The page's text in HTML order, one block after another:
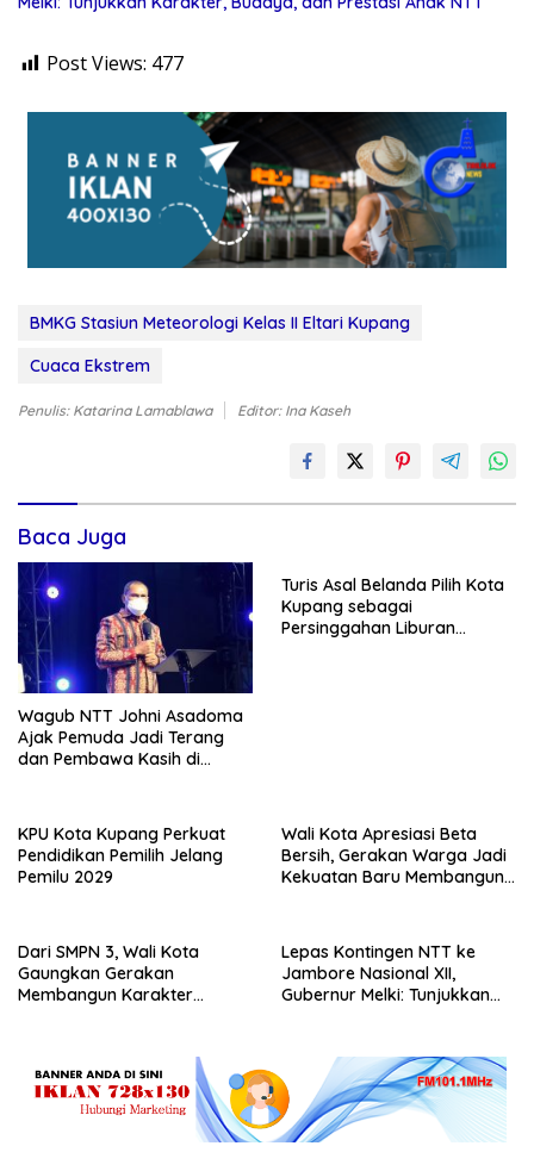
Post Views: 477
BMKG Stasiun Meteorologi Kelas II Eltari Kupang
Cuaca Ekstrem
Penulis: Katarina Lamablawa Editor: Ina Kaseh
Baca Juga
Wagub NTT Johni Asadoma
Ajak Pemuda Jadi Terang
dan Pembawa Kasih di
Turis Asal Belanda Pilih Kota
Kupang sebagai
Persinggahan Liburan
KPU Kota Kupang Perkuat
Pendidikan Pemilih Jelang
Pemilu 2029
Wali Kota Apresiasi Beta
Bersih, Gerakan Warga Jadi
Kekuatan Baru Membangun
Dari SMPN 3, Wali Kota
Gaungkan Gerakan
Membangun Karakter
Lepas Kontingen NTT ke
Jambore Nasional XII,
Gubernur Melki: Tunjukkan